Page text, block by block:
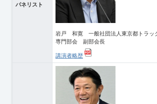
パネリスト
岩戸 和寛 一般社団法人東京都トラッ
専門部会 副部会長
講演者略歴